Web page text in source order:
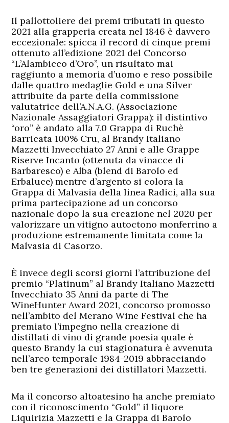
Il pallottoliere dei premi tributati in questo
2021 alla grapperia creata nel 1846 è davvero
eccezionale: spicca il record di cinque premi
ottenuto all’edizione 2021 del Concorso
“L’Alambicco d’Oro”, un risultato mai
raggiunto a memoria d’uomo e reso possibile
dalle quattro medaglie Gold e una Silver
attribuite da parte della commissione
valutatrice dell’A.N.A.G. (Associazione
Nazionale Assaggiatori Grappa): il distintivo
“oro” è andato alla 7.0 Grappa di Ruchè
Barricata 100% Cru, al Brandy Italiano
Mazzetti Invecchiato 27 Anni e alle Grappe
Riserve Incanto (ottenuta da vinacce di
Barbaresco) e Alba (blend di Barolo ed
Erbaluce) mentre d’argento si colora la
Grappa di Malvasia della linea Radici, alla sua
prima partecipazione ad un concorso
nazionale dopo la sua creazione nel 2020 per
valorizzare un vitigno autoctono monferrino a
produzione estremamente limitata come la
Malvasia di Casorzo.
È invece degli scorsi giorni l’attribuzione del
premio “Platinum” al Brandy Italiano Mazzetti
Invecchiato 35 Anni da parte di The
WineHunter Award 2021, concorso promosso
nell’ambito del Merano Wine Festival che ha
premiato l’impegno nella creazione di
distillati di vino di grande poesia quale è
questo Brandy la cui stagionatura è avvenuta
nell’arco temporale 1984-2019 abbracciando
ben tre generazioni dei distillatori Mazzetti.
Ma il concorso altoatesino ha anche premiato
con il riconoscimento “Gold” il liquore
Liquirizia Mazzetti e la Grappa di Barolo